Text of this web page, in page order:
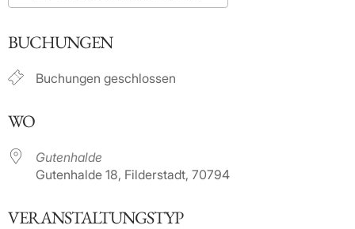
BUCHUNGEN
Buchungen geschlossen
WO
Gutenhalde
Gutenhalde 18, Filderstadt, 70794
VERANSTALTUNGSTYP